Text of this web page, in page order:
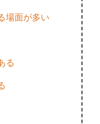
場面が多い
る